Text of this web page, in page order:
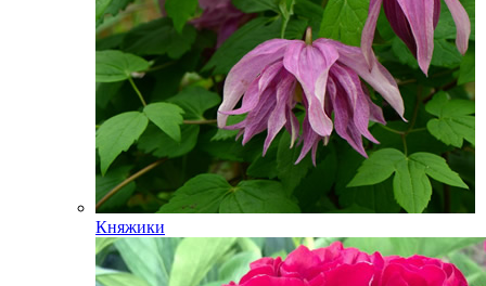
Княжики